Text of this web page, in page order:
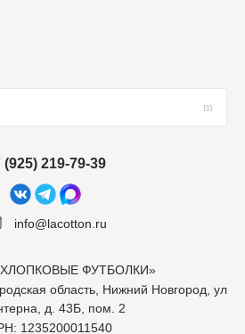
info@lacotton.ru
(925) 219-79-39
ФУТБОЛКИ»
область, Нижний Новгород, ул
д. 43Б, пом. 2
1235200011540